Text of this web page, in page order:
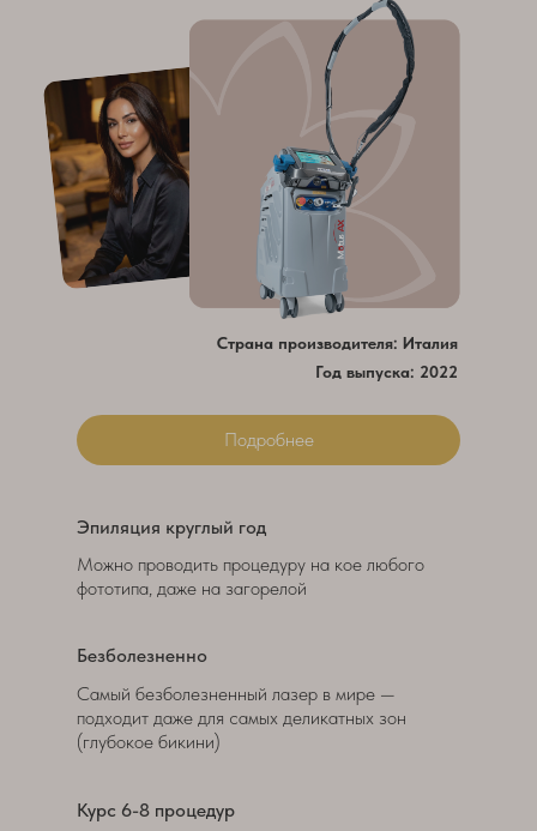
Подробнее
Год выпуска: 2022
Страна производителя: Италия
Можно проводить процедуру на кое любого
фототипа, даже на загорелой
Самый безболезненный лазер в мире —
подходит даже для самых деликатных зон
(глубокое бикини)
Эпиляция круглый год
Безболезненно
Курс 6-8 процедур